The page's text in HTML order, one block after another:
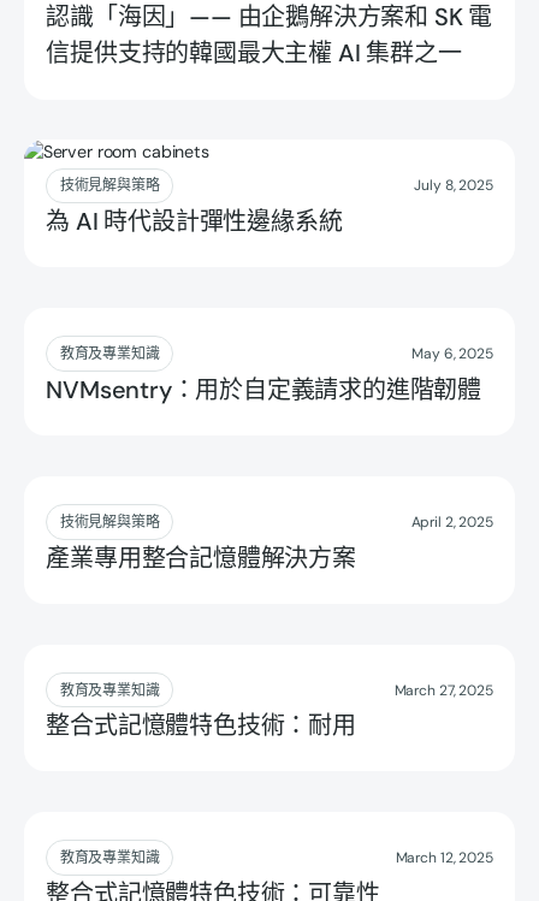
認識「海因」—— 由企鵝解決方案和 SK 電
信提供支持的韓國最大主權 AI 集群之一
技術見解與策略 July 8, 2025
為 AI 時代設計彈性邊緣系統
Read more
教育及專業知識 May 6, 2025
NVMsentry：用於自定義請求的進階韌體
Read more
技術見解與策略 April 2, 2025
產業專用整合記憶體解決方案
Read more
教育及專業知識 March 27, 2025
整合式記憶體特色技術：耐用
Read more
教育及專業知識 March 12, 2025
整合式記憶體特色技術：可靠性
Read more